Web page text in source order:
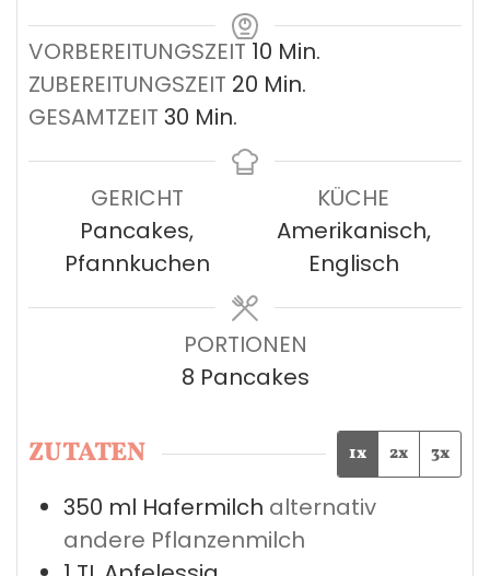
VORBEREITUNGSZEIT 10 Minuten
Min.
ZUBEREITUNGSZEIT 20 Minuten
Min.
GESAMTZEIT 30 Minuten
Min.
GERICHT
Pancakes,
Pfannkuchen
KÜCHE
Amerikanisch,
Englisch
PORTIONEN
8 Pancakes
ZUTATEN 1x 2x 3x
350 ml Hafermilch alternativ
andere Pflanzenmilch